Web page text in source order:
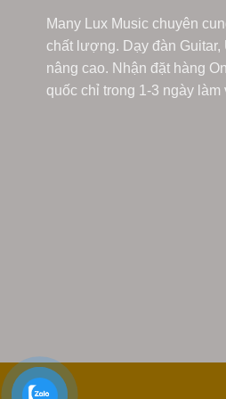
Many Lux Music chuyên
chất lượng. Dạy đàn
nâng cao. Nhận đặt hàng
quốc chỉ trong 1-3 ngày làm